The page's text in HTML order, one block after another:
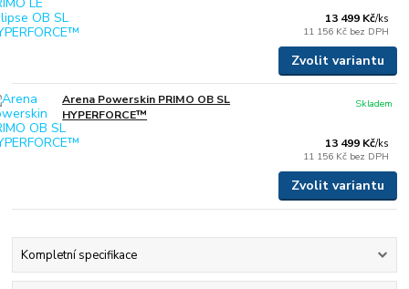
13 499 Kč/ks
11 156 Kč bez DPH
Zvolit variantu
Arena Powerskin PRIMO OB SL
HYPERFORCE™
13 499 Kč/ks
11 156 Kč bez DPH
Skladem
Zvolit variantu
Kompletní specifikace